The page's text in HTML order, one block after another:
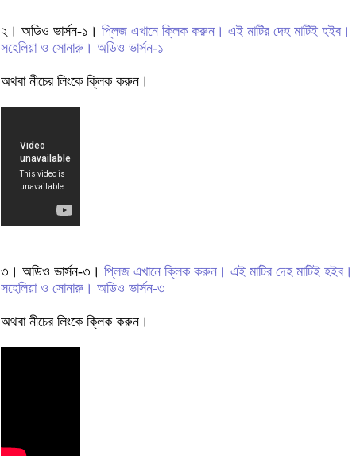
২। অডিও ভার্সন-১। প্লিজ এখানে ক্লিক করুন। এই মাটির দেহ মাটিই হইব।
সহেলিয়া ও সোনারু। অডিও ভার্সন-১
অথবা নীচের লিংকে ক্লিক করুন।
৩। অডিও ভার্সন-৩। প্লিজ এখানে ক্লিক করুন। এই মাটির দেহ মাটিই হইব।
সহেলিয়া ও সোনারু। অডিও ভার্সন-৩
অথবা নীচের লিংকে ক্লিক করুন।